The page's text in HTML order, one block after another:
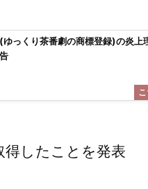
(ゆっくり茶番劇の商標登録)の炎上
得したことを発表